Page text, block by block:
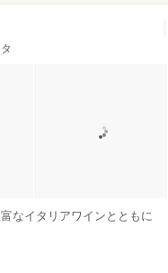
なイタリアワインとともに